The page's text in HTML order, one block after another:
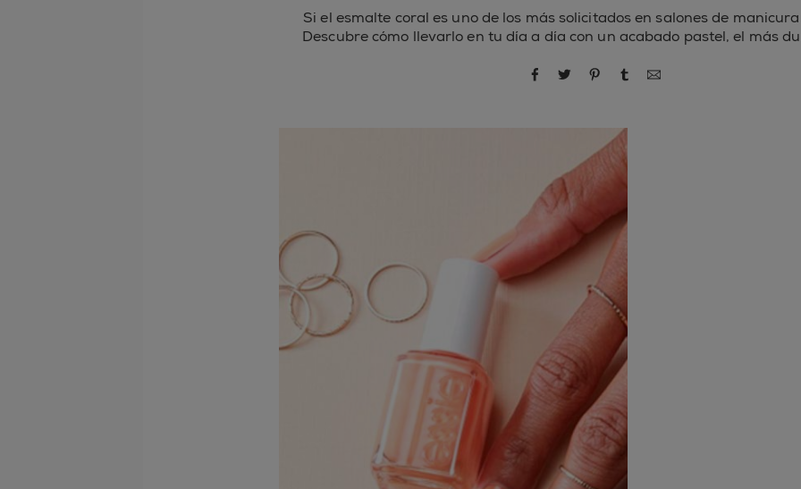
Si el esmalte coral es uno de los más solicitados en salones de
Descubre cómo llevarlo en tu día a día con un acabado pastel, el más
compartir por Facebook
compartir por Twitter
compartir por Pinterest
compartir por Tumblr
compartir por